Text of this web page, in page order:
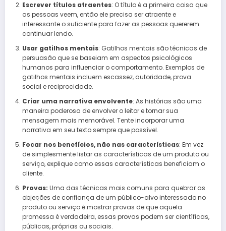
Escrever títulos atraentes: O título é a primeira coisa que
as pessoas veem, então ele precisa ser atraente e
interessante o suficiente para fazer as pessoas quererem
continuar lendo.
Usar gatilhos mentais: Gatilhos mentais são técnicas de
persuasão que se baseiam em aspectos psicológicos
humanos para influenciar o comportamento. Exemplos de
gatilhos mentais incluem escassez, autoridade, prova
social e reciprocidade.
Criar uma narrativa envolvente: As histórias são uma
maneira poderosa de envolver o leitor e tornar sua
mensagem mais memorável. Tente incorporar uma
narrativa em seu texto sempre que possível.
Focar nos benefícios, não nas características: Em vez
de simplesmente listar as características de um produto ou
serviço, explique como essas características beneficiam o
cliente.
Provas: Uma das técnicas mais comuns para quebrar as
objeções de confiança de um público-alvo interessado no
produto ou serviço é mostrar provas de que aquela
promessa é verdadeira, essas provas podem ser científicas,
públicas, próprias ou sociais.